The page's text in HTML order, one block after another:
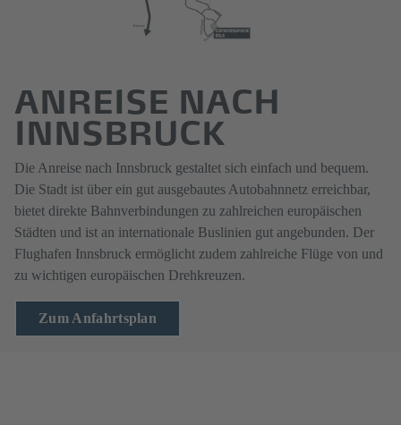
ANREISE NACH
INNSBRUCK
Die Anreise nach Innsbruck gestaltet sich einfach und bequem.
Die Stadt ist über ein gut ausgebautes Autobahnnetz erreichbar,
bietet direkte Bahnverbindungen zu zahlreichen europäischen
Städten und ist an internationale Buslinien gut angebunden. Der
Flughafen Innsbruck ermöglicht zudem zahlreiche Flüge von und
zu wichtigen europäischen Drehkreuzen.
Zum Anfahrtsplan